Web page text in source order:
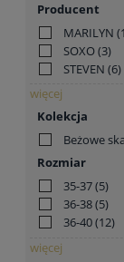
Producent
MARILYN
SOXO(3)
STEVEN (6)
więcej
Kolekcja
Beżowe
Rozmiar
35-37(5)
36-38(5)
36-40(12)
więcej